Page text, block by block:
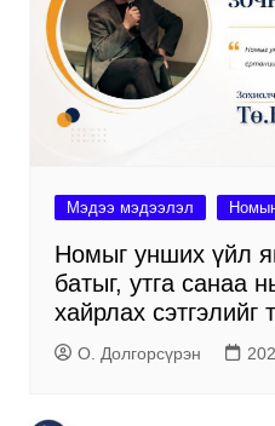
Мэдээ мэдээлэл
Номыг унших үйл
батыг, утга санаа
хайрлах сэтгэлийг
О. Долгорсүрэн